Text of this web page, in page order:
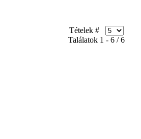
Tételek #
Találatok 1 - 6 / 6